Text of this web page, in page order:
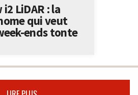
LiDAR : la
qui veut
ends tonte